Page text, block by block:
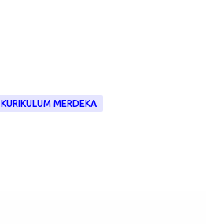
KURIKULUM MERDEKA